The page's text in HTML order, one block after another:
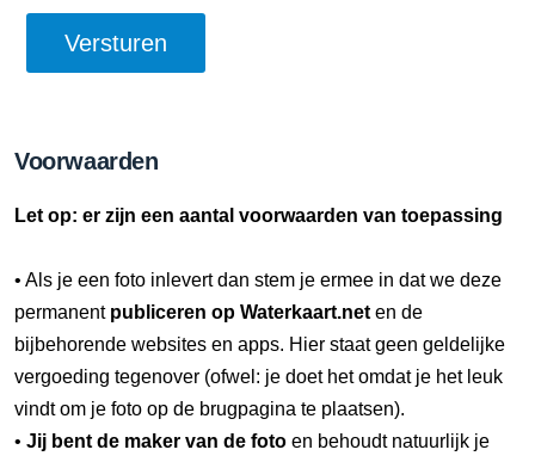
Voorwaarden
Let op: er zijn een aantal voorwaarden van toepassing
• Als je een foto inlevert dan stem je ermee in dat we deze
permanent publiceren op Waterkaart.net en de
bijbehorende websites en apps. Hier staat geen geldelijke
vergoeding tegenover (ofwel: je doet het omdat je het leuk
vindt om je foto op de brugpagina te plaatsen).
• Jij bent de maker van de foto en behoudt natuurlijk je